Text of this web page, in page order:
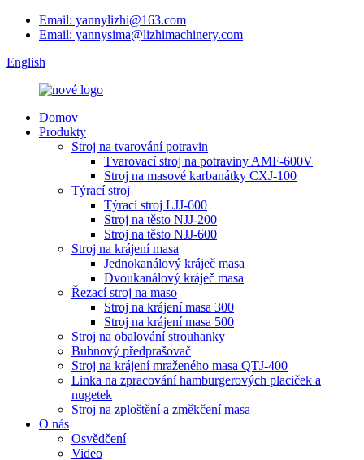
Email: yannylizhi@163.com
Email: yannysima@lizhimachinery.com
English
Domov
Produkty
Stroj na tvarování potravin
Tvarovací stroj na potraviny AMF-600V
Stroj na masové karbanátky CXJ-100
Týrací stroj
Týrací stroj LJJ-600
Stroj na těsto NJJ-200
Stroj na těsto NJJ-600
Stroj na krájení masa
Jednokanálový kráječ masa
Dvoukanálový kráječ masa
Řezací stroj na maso
Stroj na krájení masa 300
Stroj na krájení masa 500
Stroj na obalování strouhanky
Bubnový předprašovač
Stroj na krájení mraženého masa QTJ-400
Linka na zpracování hamburgerových placiček a
nugetek
Stroj na zploštění a změkčení masa
O nás
Osvědčení
Video